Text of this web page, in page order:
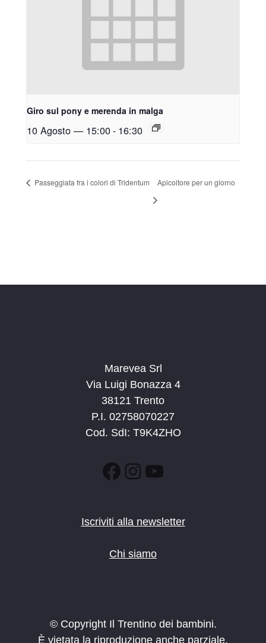
Giro sul pony e merenda in malga
10 Agosto — 15:00- 16:30
Passeggiata fra i colori di Tridentum Apicoltore per un giorno
Marevea Srl
Via Luigi Bonazza 4
38121 Trento
P.I. 02758070227
Cod. SdI: T9K4ZHO
Facebook
Instagram
YouTube
Iscriviti alla newsletter
Chi siamo
© Copyright Il Trentino dei bambini.
È vietata la riproduzione anche parziale.